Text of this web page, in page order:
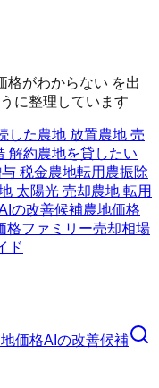
格がわからない を出
に整理しています
した農地 放置農地 売
解約農地を貸したい
税金農地転用 農振除
太陽光 売却農地 転用
の改善候補農地価格
格ファミリー売却相場
ド
価格AI の改善候補